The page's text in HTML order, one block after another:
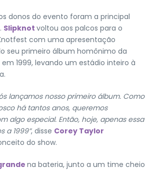
donos do evento foram a principal
Slipknot voltou aos palcos para o
com uma apresentação
seu primeiro álbum homônimo da
1999, levando um estádio inteiro à
lançamos nosso primeiro álbum. Como
há tantos anos, queremos
algo especial. Então, hoje, apenas essa
a 1999”, disse Corey Taylor
do show.
na bateria, junto a um time cheio